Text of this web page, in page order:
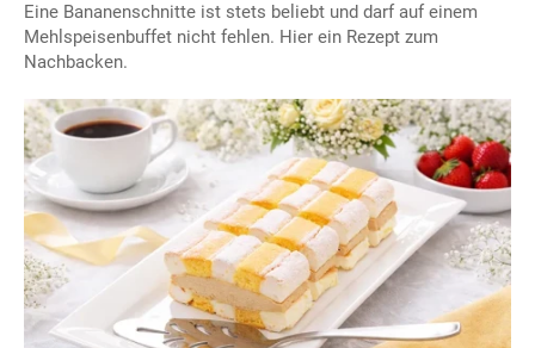
Eine Bananenschnitte ist stets beliebt und darf auf einem
Mehlspeisenbuffet nicht fehlen. Hier ein Rezept zum
Nachbacken.